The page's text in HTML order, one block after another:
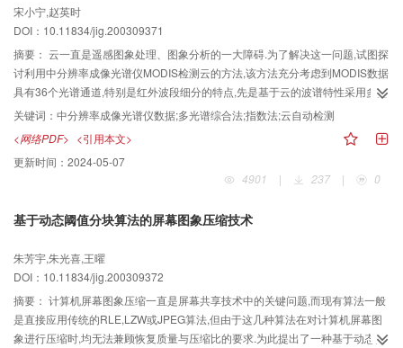
宋小宁,赵英时
DOI：10.11834/jig.200309371
摘要： 云一直是遥感图象处理、图象分析的一大障碍.为了解决这一问题,试图探
讨利用中分辨率成像光谱仪MODIS检测云的方法,该方法充分考虑到MODIS数据
具有36个光谱通道,特别是红外波段细分的特点,先是基于云的波谱特性采用多光
谱综合法、红外差值法及指数法来对MODIS图象上的云点进行检测,鉴于这些方
法有一定的局限性,因而还运用了一种基于空间结构分析和神经网络的云自动检
测算法;最后将各种方法的云检测结果进行相互映证和对照分析,结果表明,这些方
法检测到的云互相吻合,说明利用MODIS图象可成功地检测云点像元.这不仅为云
的去除奠定了良好基础,而且也可以提高图象识别、图象分类及图象反演的精度.
关键词： 中分辨率成像光谱仪数据;多光谱综合法;指数法;云自动检测
<网络PDF> <引用本文>
更新时间： 2024-05-07
4901
| 237 | 0
基于动态阈值分块算法的屏幕图象压缩技术
朱芳宇,朱光喜,王曜
DOI：10.11834/jig.200309372
摘要： 计算机屏幕图象压缩一直是屏幕共享技术中的关键问题,而现有算法一般
是直接应用传统的RLE,LZW或JPEG算法,但由于这几种算法在对计算机屏幕图
象进行压缩时,均无法兼顾恢复质量与压缩比的要求.为此提出了一种基于动态阈